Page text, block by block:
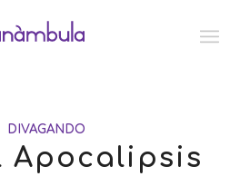
DIVAGANDO
Apocalipsis